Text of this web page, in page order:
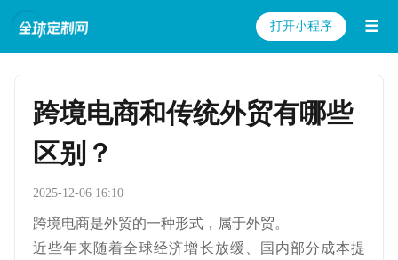
打开小程序 ☰
跨境电商和传统外贸有哪些
区别？
2025-12-06 16:10
跨境电商是外贸的一种形式，属于外贸。
近些年来随着全球经济增长放缓、国内部分成本提